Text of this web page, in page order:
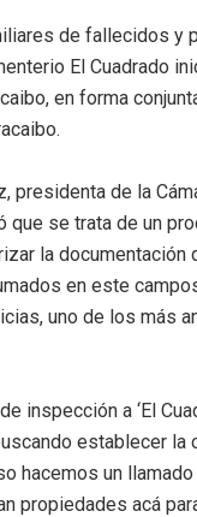
de fallecidos y
El Cuadrado
en forma
presidenta de la
que se trata de un
la documentación
en este
uno de los más
inspección a ‘El
establecer la
hacemos un
propiedades acá